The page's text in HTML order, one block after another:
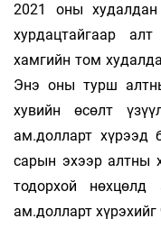
2021 оны
хурдацтайгаар
хамгийн том
Энэ оны турш
хувийн өсөлт
ам.долларт хүрээд
сарын эхээр алтны
тодорхой
ам.долларт хүрэхийг